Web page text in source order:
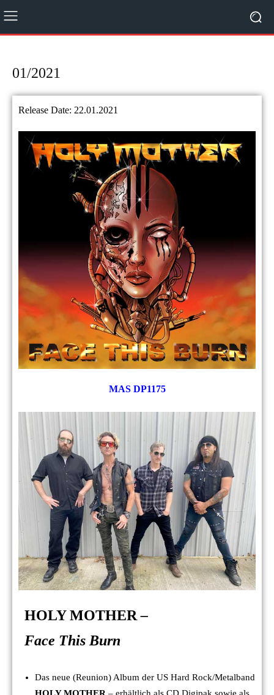
01/2021
Release Date: 22.01.2021
MAS DP1175
HOLY MOTHER–
Face This Burn
Das neue (Reunion) Album der US Hard Rock/Metalband